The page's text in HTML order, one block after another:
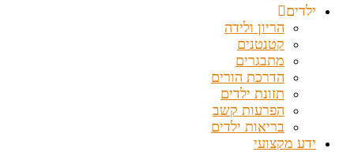
ילדים
הריון ולידה
קטנטנים
מתבגרים
הדרכת הורים
תזונת ילדים
הפרעות קשב
בריאות ילדים
ידע מקצועי